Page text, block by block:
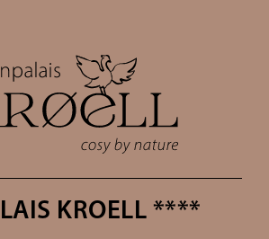
KROELL ****